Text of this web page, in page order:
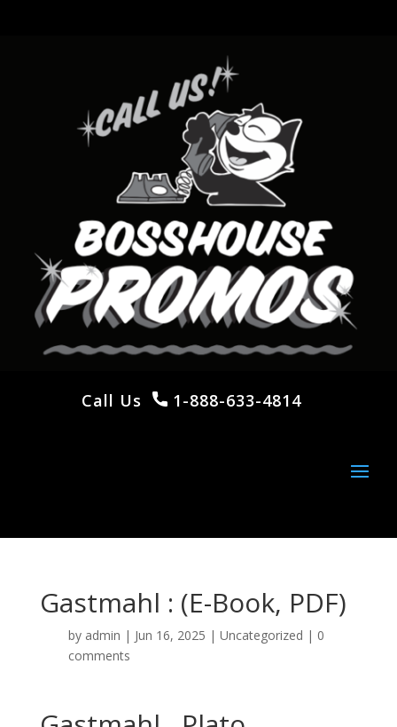
Call Us 1-888-633-4814
Gastmahl : (E-Book, PDF)
by admin | Jun 16, 2025 | Uncategorized | 0
comments